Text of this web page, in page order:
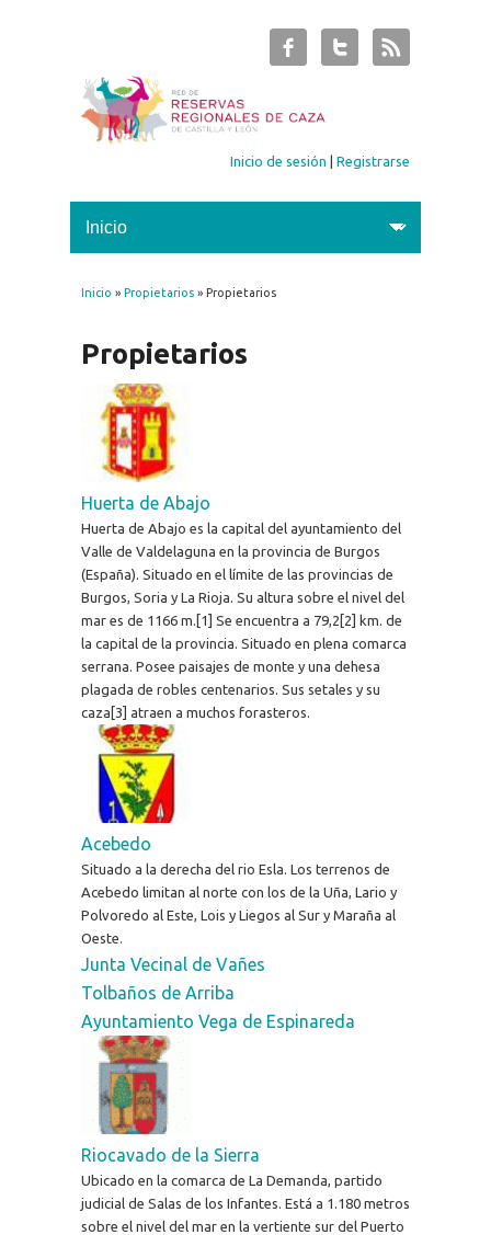
Inicio de sesión |Registrarse
Se encuentra usted aquí
Inicio » Propietarios» Propietarios
Propietarios
Huerta de Abajo
Huerta de Abajo es la capital del ayuntamiento del
Valle de Valdelaguna en la provincia de Burgos
(España). Situado en el límite de las provincias de
Burgos, Soria y La Rioja. Su altura sobre el nivel del
mar es de 1166 m.[1] Se encuentra a 79,2[2] km. de
la capital de la provincia. Situado en plena comarca
serrana. Posee paisajes de monte y una dehesa
plagada de robles centenarios. Sus setales y su
caza[3] atraen a muchos forasteros.
Acebedo
Situado a la derecha del rio Esla. Los terrenos de
Acebedo limitan al norte con los de la Uña, Lario y
Polvoredo al Este, Lois y Liegos al Sur y Maraña al
Oeste.
Junta Vecinal de Vañes
Tolbaños de Arriba
Ayuntamiento Vega de Espinareda
Riocavado de la Sierra
Ubicado en la comarca de La Demanda, partido
judicial de Salas de los Infantes. Está a 1.180 metros
sobre el nivel del mar en la vertiente sur del Puerto